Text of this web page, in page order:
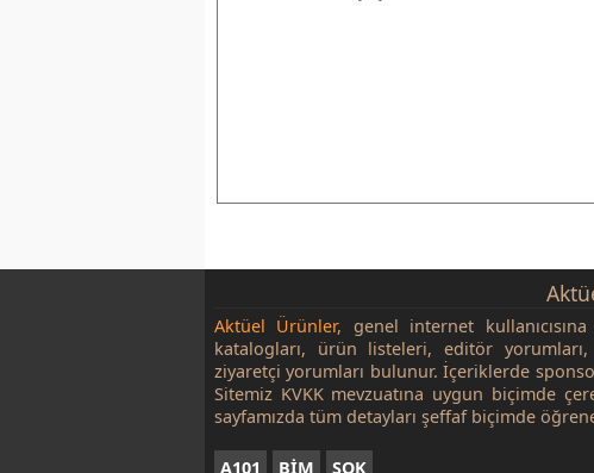
Aktüel Ürünler, genel internet
katalogları, ürün listeleri, editör
ziyaretçi yorumları bulunur. İçeriklerde
Sitemiz KVKK mevzuatına uygun biçimde
sayfamızda tüm detayları şeffaf biçimde
A101 BİM ŞOK